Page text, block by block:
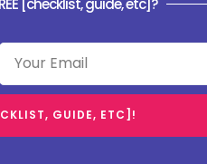
GUIDE, ETC]!